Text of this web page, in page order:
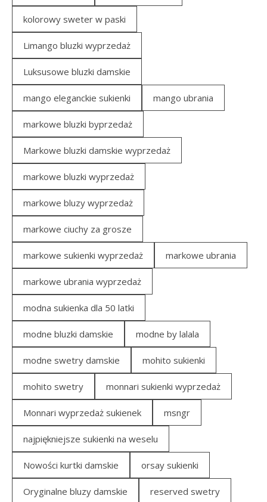
kolorowy sweter w paski
Limango bluzki wyprzedaż
Luksusowe bluzki damskie
mango eleganckie sukienki mango ubrania
markowe bluzki byprzedaż
Markowe bluzki damskie wyprzedaż
markowe bluzki wyprzedaż
markowe bluzy wyprzedaż
markowe ciuchy za grosze
markowe sukienki wyprzedaż markowe ubrania
markowe ubrania wyprzedaż
modna sukienka dla 50 latki
modne bluzki damskie modne by lalala
modne swetry damskie mohito sukienki
mohito swetry monnari sukienki wyprzedaż
Monnari wyprzedaż sukienek msngr
najpiękniejsze sukienki na weselu
Nowości kurtki damskie orsay sukienki
Oryginalne bluzy damskie reserved swetry